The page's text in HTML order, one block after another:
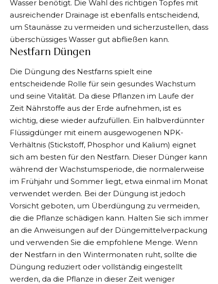
Wasser benötigt. Die Wahl des richtigen Topfes mit
ausreichender Drainage ist ebenfalls entscheidend,
um Staunässe zu vermeiden und sicherzustellen, dass
überschüssiges Wasser gut abfließen kann.
Nestfarn Düngen
Die Düngung des Nestfarns spielt eine
entscheidende Rolle für sein gesundes Wachstum
und seine Vitalität. Da diese Pflanzen im Laufe der
Zeit Nährstoffe aus der Erde aufnehmen, ist es
wichtig, diese wieder aufzufüllen. Ein halbverdünnter
Flüssigdünger mit einem ausgewogenen NPK-
Verhältnis (Stickstoff, Phosphor und Kalium) eignet
sich am besten für den Nestfarn. Dieser Dünger kann
während der Wachstumsperiode, die normalerweise
im Frühjahr und Sommer liegt, etwa einmal im Monat
verwendet werden. Bei der Düngung ist jedoch
Vorsicht geboten, um Überdüngung zu vermeiden,
die die Pflanze schädigen kann. Halten Sie sich immer
an die Anweisungen auf der Düngemittelverpackung
und verwenden Sie die empfohlene Menge. Wenn
der Nestfarn in den Wintermonaten ruht, sollte die
Düngung reduziert oder vollständig eingestellt
werden, da die Pflanze in dieser Zeit weniger